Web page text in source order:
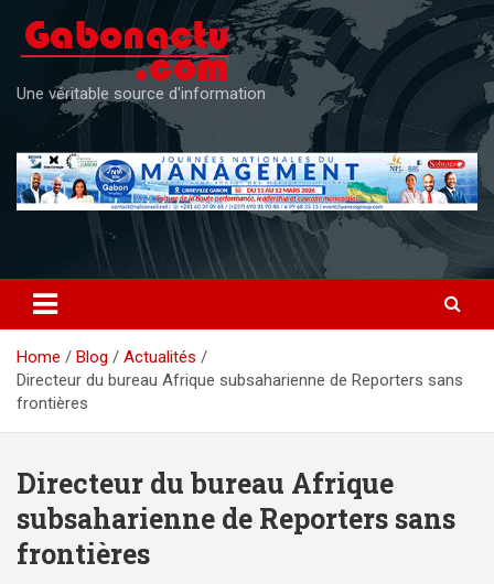
content
Une véritable source d'information
Home Blog
Actualités
Directeur du bureau Afrique subsaharienne de Reporters sans
frontières
Directeur du bureau Afrique
subsaharienne de Reporters sans
frontières